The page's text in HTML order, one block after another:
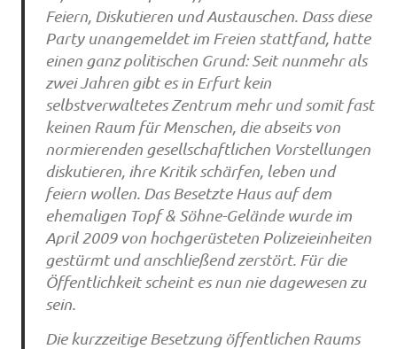
Feiern, Diskutieren und Austauschen. Dass diese
Party unangemeldet im Freien stattfand, hatte
einen ganz politischen Grund: Seit nunmehr als
zwei Jahren gibt es in Erfurt kein
selbstverwaltetes Zentrum mehr und somit fast
keinen Raum für Menschen, die abseits von
normierenden gesellschaftlichen Vorstellungen
diskutieren, ihre Kritik schärfen, leben und
feiern wollen. Das Besetzte Haus auf dem
ehemaligen Topf & Söhne-Gelände wurde im
April 2009 von hochgerüsteten Polizeieinheiten
gestürmt und anschließend zerstört. Für die
Öffentlichkeit scheint es nun nie dagewesen zu
sein.
Die kurzzeitige Besetzung öffentlichen Raums